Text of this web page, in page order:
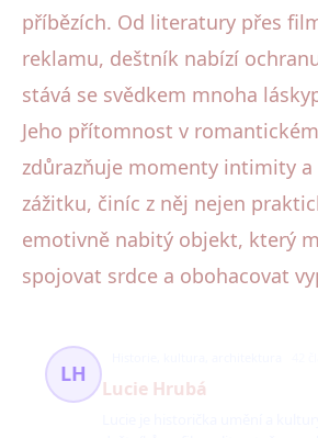
příbězích. Od literatury přes
reklamu, deštník nabízí
stává se svědkem mnoha
Jeho přítomnost v
zdůrazňuje momenty intimity a
zážitku, činíc z něj nejen
emotivně nabitý objekt, který
spojovat srdce a obohacovat
LH
Lucie Hrubá